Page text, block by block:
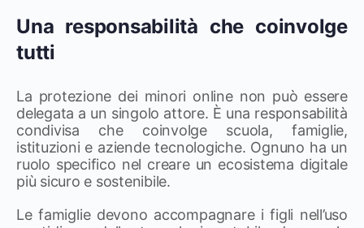
Una responsabilità che coinvolge
tutti
La protezione dei minori online non può essere
delegata a un singolo attore. È una responsabilità
condivisa che coinvolge scuola, famiglie,
istituzioni e aziende tecnologiche. Ognuno ha un
ruolo specifico nel creare un ecosistema digitale
più sicuro e sostenibile.
Le famiglie devono accompagnare i figli nell’uso